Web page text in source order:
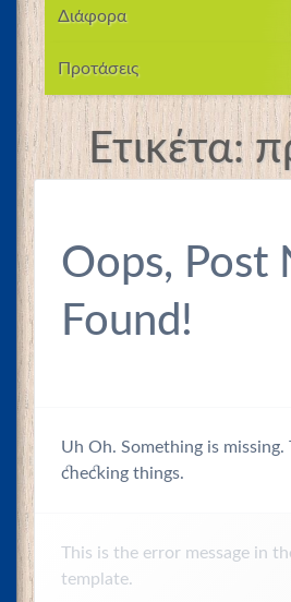
Διάφορα
Προτάσεις
Ετικέτα:
Oops, Post
Found!
Uh Oh. Something is missing.
checking things.
This is the error message in
template.